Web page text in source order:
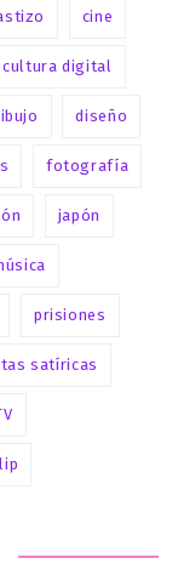
cine
cultura digital
diseño
fotografía
japón
prisiones
satíricas